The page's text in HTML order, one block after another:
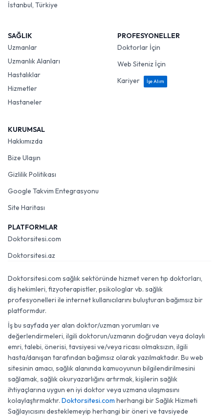
İstanbul, Türkiye
SAĞLIK
Uzmanlar
Uzmanlık Alanları
Hastalıklar
Hizmetler
Hastaneler
PROFESYONELLER
Doktorlar İçin
Web Siteniz İçin
Kariyer
İşe Alım
KURUMSAL
Hakkımızda
Bize Ulaşın
Gizlilik Politikası
Google Takvim Entegrasyonu
Site Haritası
PLATFORMLAR
Doktorsitesi.com
Doktorsitesi.az
Doktorsitesi.com sağlık sektöründe hizmet veren tıp doktorları,
diş hekimleri, fizyoterapistler, psikologlar vb. sağlık
profesyonelleri ile internet kullanıcılarını buluşturan bağımsız bir
platformdur.
İş bu sayfada yer alan doktor/uzman yorumları ve
değerlendirmeleri, ilgili doktorun/uzmanın doğrudan veya dolaylı
emri, talebi, önerisi, tavsiyesi ve/veya ricası olmaksızın, ilgili
hasta/danışan tarafından bağımsız olarak yazılmaktadır. Bu web
sitesinin amacı, sağlık alanında kamuoyunun bilgilendirilmesini
sağlamak, sağlık okuryazarlığını artırmak, kişilerin sağlık
ihtiyaçlarına uygun en iyi doktor veya uzmana ulaşmasını
kolaylaştırmaktır. Doktorsitesi.com herhangi bir Sağlık Hizmeti
Sağlayıcısını desteklemeyip herhangi bir öneri ve tavsiyede